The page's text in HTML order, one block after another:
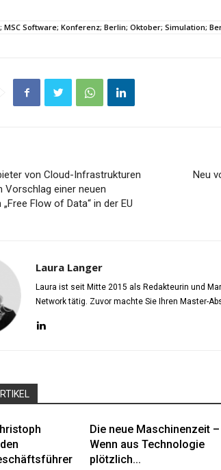
MSC Software; Konferenz; Berlin; Oktober; Simulation;
von Cloud-Infrastrukturen
Vorschlag einer neuen
Flow of Data“ in der EU
Neu
Laura Langer
Laura ist seit Mitte 2015 als Redakteurin und
Network tätig. Zuvor machte Sie Ihren Master-
Die neue Maschinenzeit –
Wenn aus Technologie
plötzlich...